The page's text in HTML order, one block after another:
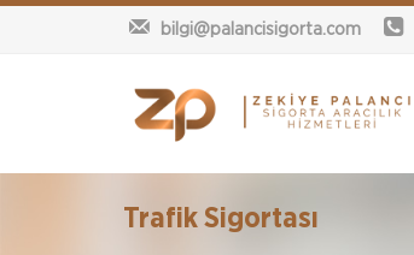
bilgi@palancisigorta.com
Trafik Sigortası